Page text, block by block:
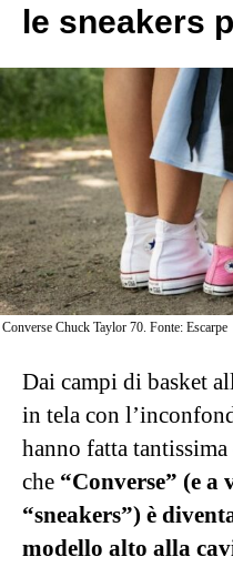
le sneakers
Converse Chuck Taylor 70. Fonte: Escarpe
Dai campi di basket
in tela con
hanno fatta
che “Converse” (e a
“sneakers”) è
modello alto alla